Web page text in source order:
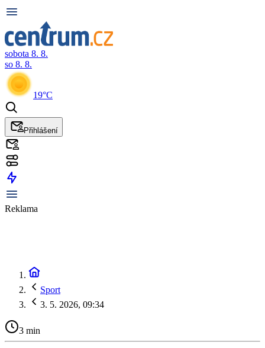
sobota 8. 8.
so 8. 8.
19°C
Přihlášení
Reklama
Sport
3. 5. 2026, 09:34
3 min